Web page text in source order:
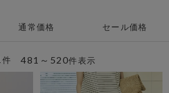
通常価格 セール価格
481～520件表示
件